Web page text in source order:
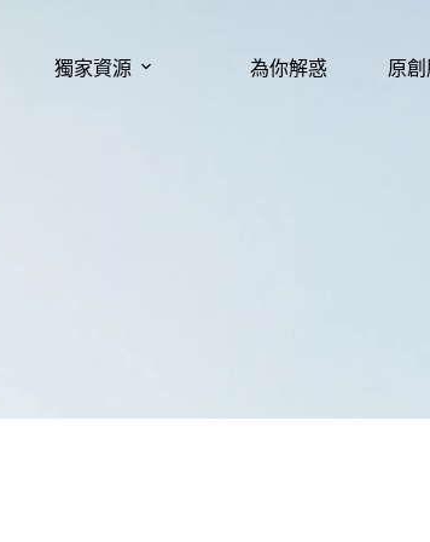
獨家資源 為你解惑 原